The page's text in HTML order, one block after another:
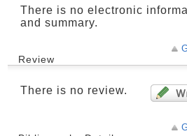
There is no electronic
and summary.
Review
There is no review.